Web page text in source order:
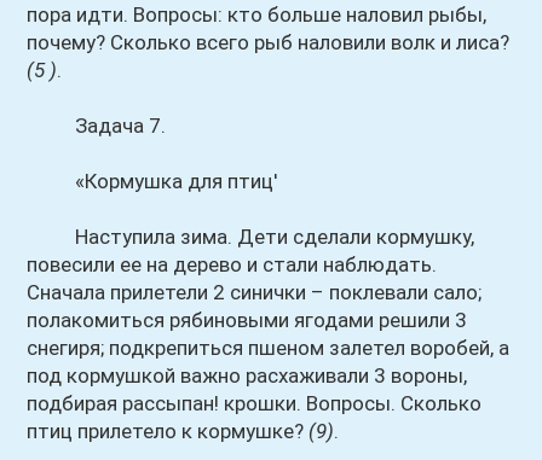
пора идти. Вопросы: кто больше наловил рыбы,
почему? Сколько всего рыб наловили волк и лиса?
(5 ).
Задача 7.
«Кормушка для птиц'
Наступила зима. Дети сделали кормушку,
повесили ее на дерево и стали наблюдать.
Сначала прилетели 2 синички – поклевали сало;
полакомиться рябиновыми ягодами решили 3
снегиря; подкрепиться пшеном залетел воробей, а
под кормушкой важно расхаживали 3 вороны,
подбирая рассыпан! крошки. Вопросы. Сколько
птиц прилетело к кормушке? (9).